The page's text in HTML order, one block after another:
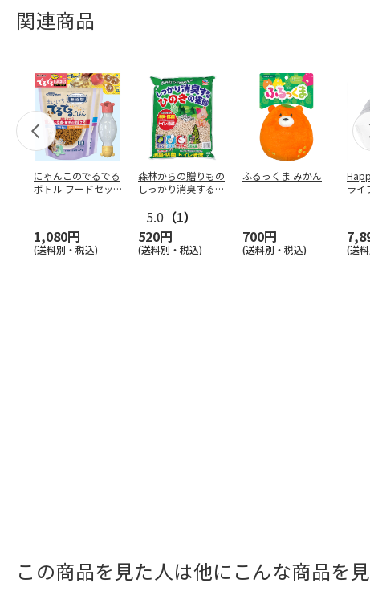
関連商品
にゃんこのでるでる
ボトル フードセッ
1,080円
(送料別・税込)
森林からの贈りもの
しっかり消臭するひ
5.0 （1）
520円
(送料別・税込)
ふるっくま みかん
700円
(送料別・税込)
ライ
(送料
この商品を見た人は他にこんな商品を見